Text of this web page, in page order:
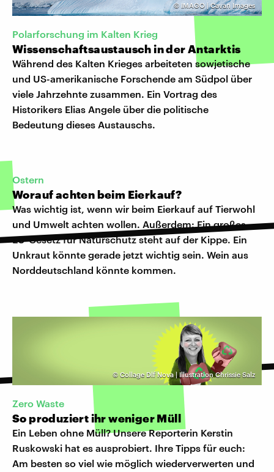
© IMAGO | Cavan Images
Polarforschung im Kalten Krieg
Wissenschaftsaustausch in der Antarktis
Während des Kalten Krieges arbeiteten sowjetische
und US-amerikanische Forschende am Südpol über
viele Jahrzehnte zusammen. Ein Vortrag des
Historikers Elias Angele über die politische
Bedeutung dieses Austauschs.
Ostern
Worauf achten beim Eierkauf?
Was wichtig ist, wenn wir beim Eierkauf auf Tierwohl
und Umwelt achten wollen. Außerdem: Ein großes
EU-Gesetz für Naturschutz steht auf der Kippe. Ein
Unkraut könnte gerade jetzt wichtig sein. Wein aus
Norddeutschland könnte kommen.
© Collage Dlf Nova | Illustration Chrissie Salz
Zero Waste
So produziert ihr weniger Müll
Ein Leben ohne Müll? Unsere Reporterin Kerstin
Ruskowski hat es ausprobiert. Ihre Tipps für euch:
Am besten so viel wie möglich wiederverwerten und